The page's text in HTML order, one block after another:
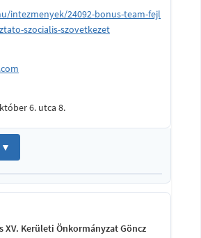
intezmenyek/24092-bonus-team-fejl
szocialis-szovetkezet
6. utca 8.
▼
XV. Kerületi Önkormányzat Göncz